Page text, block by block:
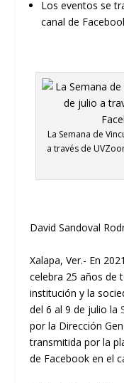
Los eventos se
canal de
La Semana de
a través de
David Sandoval
Xalapa, Ver.- En
celebra 25 años de
institución y la
del 6 al 9 de julio la
por la Dirección
transmitida por la
de Facebook en el